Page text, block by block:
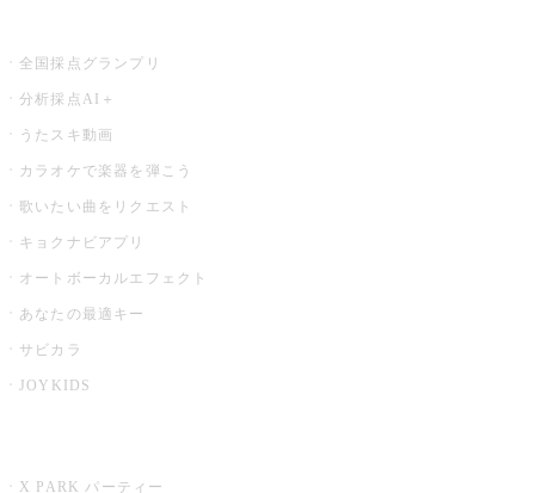
全国採点グランプリ
分析採点AI＋
うたスキ動画
カラオケで楽器を弾こう
歌いたい曲をリクエスト
キョクナビアプリ
オートボーカルエフェクト
あなたの最適キー
サビカラ
JOYKIDS
X PARK パーティー